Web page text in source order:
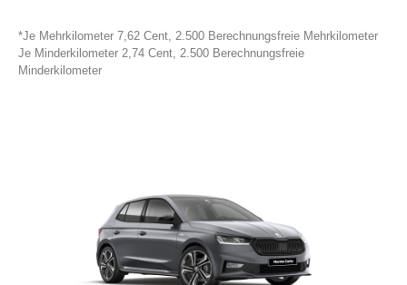
*Je Mehrkilometer 7,62 Cent, 2.500 Berechnungsfreie Mehrkilometer
Je Minderkilometer 2,74 Cent, 2.500 Berechnungsfreie
Minderkilometer